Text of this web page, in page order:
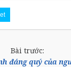
Bài trước:
đáng quý của